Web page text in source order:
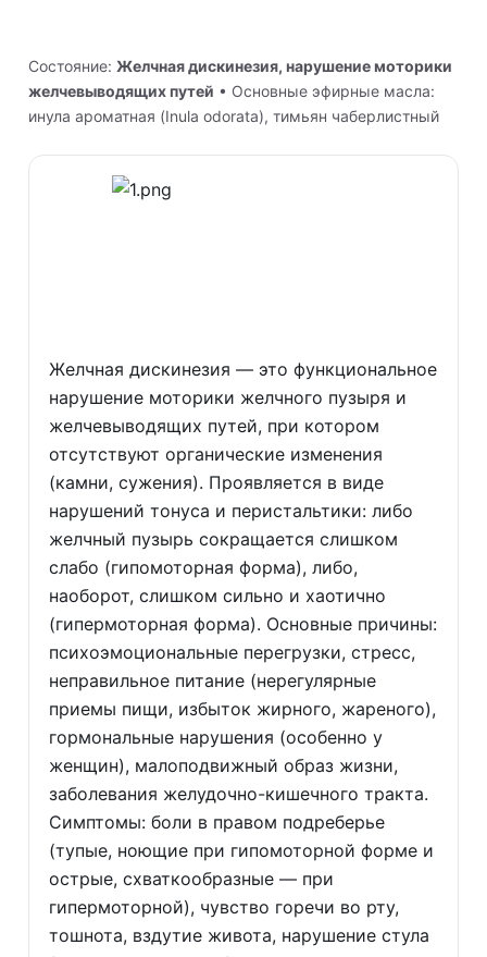
Состояние: Желчная дискинезия, нарушение моторики
желчевыводящих путей • Основные эфирные масла:
инула ароматная (Inula odorata), тимьян чаберлистный
Желчная дискинезия — это функциональное
нарушение моторики желчного пузыря и
желчевыводящих путей, при котором
отсутствуют органические изменения
(камни, сужения). Проявляется в виде
нарушений тонуса и перистальтики: либо
желчный пузырь сокращается слишком
слабо (гипомоторная форма), либо,
наоборот, слишком сильно и хаотично
(гипермоторная форма). Основные причины:
психоэмоциональные перегрузки, стресс,
неправильное питание (нерегулярные
приемы пищи, избыток жирного, жареного),
гормональные нарушения (особенно у
женщин), малоподвижный образ жизни,
заболевания желудочно-кишечного тракта.
Симптомы: боли в правом подреберье
(тупые, ноющие при гипомоторной форме и
острые, схваткообразные — при
гипермоторной), чувство горечи во рту,
тошнота, вздутие живота, нарушение стула